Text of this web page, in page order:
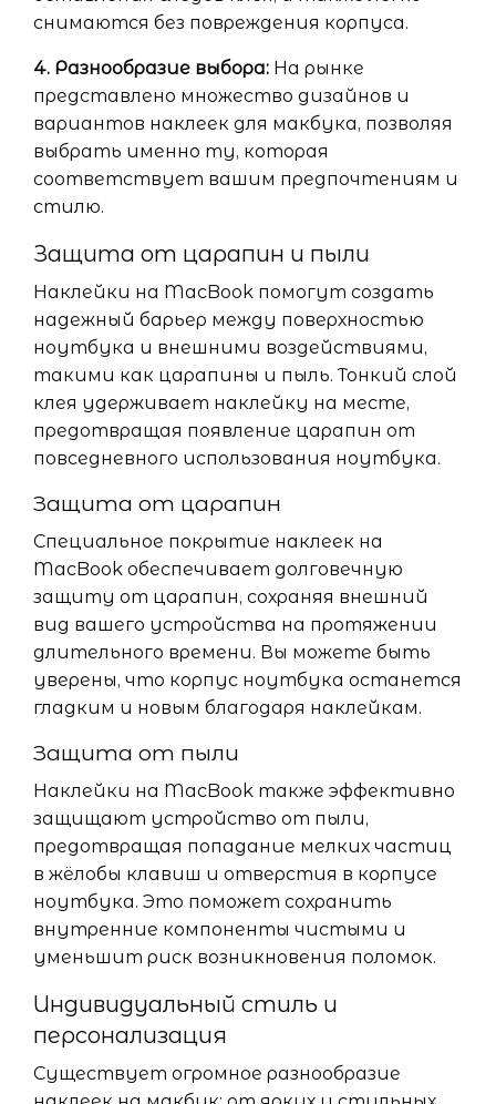
снимаются без повреждения корпуса.
4. Разнообразие выбора: На рынке
представлено множество дизайнов и
вариантов наклеек для макбука, позволяя
выбрать именно ту, которая
соответствует вашим предпочтениям и
стилю.
Защита от царапин и пыли
Наклейки на MacBook помогут создать
надежный барьер между поверхностью
ноутбука и внешними воздействиями,
такими как царапины и пыль. Тонкий слой
клея удерживает наклейку на месте,
предотвращая появление царапин от
повседневного использования ноутбука.
Защита от царапин
Специальное покрытие наклеек на
MacBook обеспечивает долговечную
защиту от царапин, сохраняя внешний
вид вашего устройства на протяжении
длительного времени. Вы можете быть
уверены, что корпус ноутбука останется
гладким и новым благодаря наклейкам.
Защита от пыли
Наклейки на MacBook также эффективно
защищают устройство от пыли,
предотвращая попадание мелких частиц
в жёлобы клавиш и отверстия в корпусе
ноутбука. Это поможет сохранить
внутренние компоненты чистыми и
уменьшит риск возникновения поломок.
Индивидуальный стиль и
персонализация
Существует огромное разнообразие